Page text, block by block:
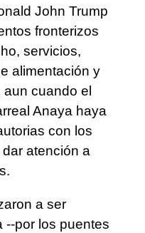
John Trump
fronterizos
servicios,
alimentación y
cuando el
Anaya haya
con los
atención a
a ser
--por los puentes